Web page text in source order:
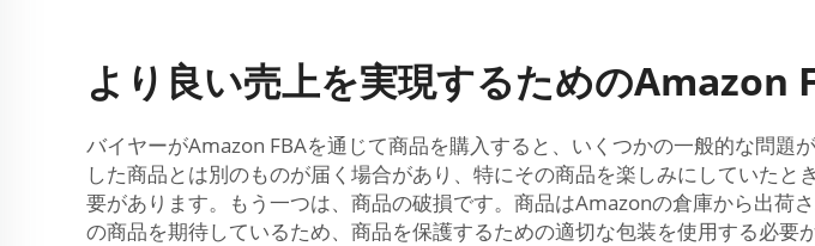
より良い売上を実現するためのAmazon
バイヤーがAmazon FBAを通じて商品を購入すると、いくつかの一般的な問
した商品とは別のものが届く場合があり、特にその商品を楽しみにしていた
要があります。もう一つは、商品の破損です。商品はAmazonの倉庫から出
の商品を期待しているため、商品を保護するための適切な包装を使用する必要